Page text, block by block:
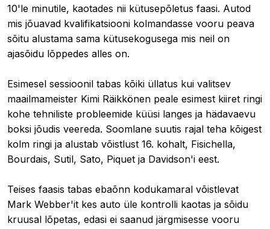
10'le minutile, kaotades nii kütusepõletus faasi. Autod
mis jõuavad kvalifikatsiooni kolmandasse vooru peava
sõitu alustama sama kütusekogusega mis neil on
ajasõidu lõppedes alles on.
Esimesel sessioonil tabas kõiki üllatus kui valitsev
maailmameister Kimi Räikkönen peale esimest kiiret ringi
kohe tehniliste probleemide küüsi langes ja hädavaevu
boksi jõudis veereda. Soomlane suutis rajal teha kõigest
kolm ringi ja alustab võistlust 16. kohalt, Fisichella,
Bourdais, Sutil, Sato, Piquet ja Davidson'i eest.
Teises faasis tabas ebaõnn kodukamaral võistlevat
Mark Webber'it kes auto üle kontrolli kaotas ja sõidu
kruusal lõpetas, edasi ei saanud järgmisesse vooru